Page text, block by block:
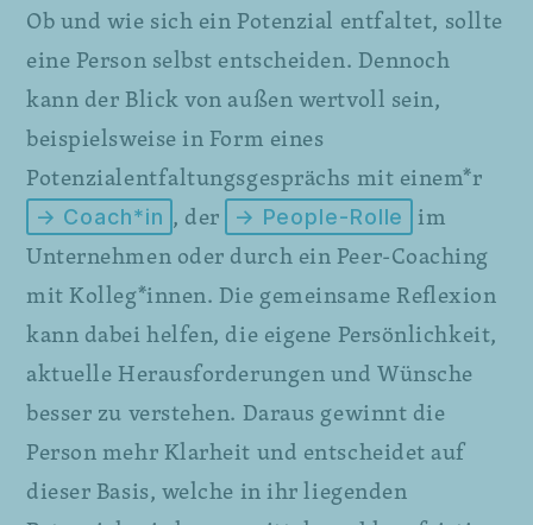
Ob und wie sich ein Potenzial entfaltet, sollte
eine Person selbst entscheiden. Dennoch
kann der Blick von außen wertvoll sein,
beispielsweise in Form eines
Potenzialentfaltungsgesprächs mit einem*r
→ Coach*in , der → People-Rolle
im
Unternehmen oder durch ein Peer-Coaching
mit Kolleg*innen. Die gemeinsame Reflexion
kann dabei helfen, die eigene Persönlichkeit,
aktuelle Herausforderungen und Wünsche
besser zu verstehen. Daraus gewinnt die
Person mehr Klarheit und entscheidet auf
dieser Basis, welche in ihr liegenden